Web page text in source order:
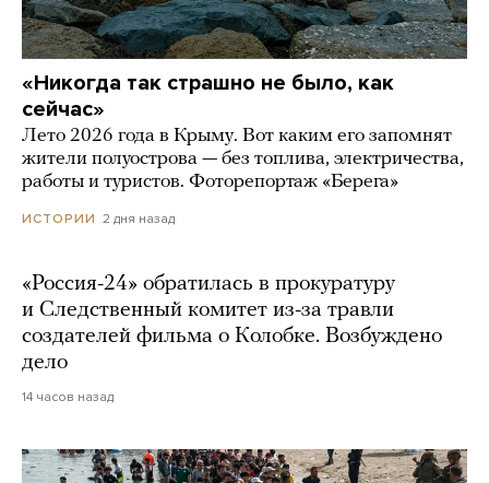
«Никогда так страшно не было, как
сейчас»
Лето 2026 года в Крыму. Вот каким его запомнят
жители полуострова — без топлива, электричества,
работы и туристов. Фоторепортаж «Берега»
ИСТОРИИ 2 дня назад
«Россия-24» обратилась в прокуратуру
и Следственный комитет из-за травли
создателей фильма о Колобке. Возбуждено
дело
14 часов назад